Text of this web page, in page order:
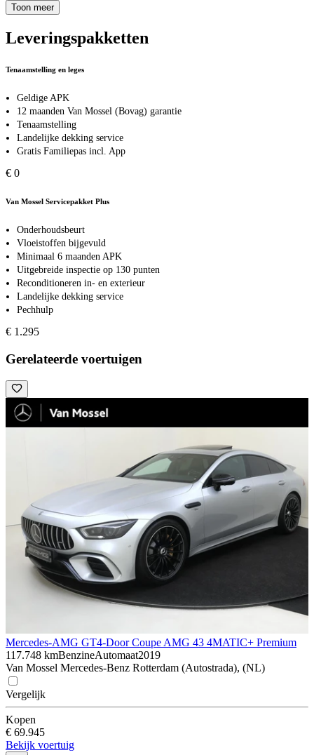
Toon meer
Leveringspakketten
Tenaamstelling en leges
Geldige APK
12 maanden Van Mossel (Bovag) garantie
Tenaamstelling
Landelijke dekking service
Gratis Familiepas incl. App
€ 0
Van Mossel Servicepakket Plus
Onderhoudsbeurt
Vloeistoffen bijgevuld
Minimaal 6 maanden APK
Uitgebreide inspectie op 130 punten
Reconditioneren in- en exterieur
Landelijke dekking service
Pechhulp
€ 1.295
Gerelateerde voertuigen
Mercedes-AMG GT4-Door Coupe AMG 43 4MATIC+ Premium
117.748 kmBenzineAutomaat2019
Van Mossel Mercedes-Benz Rotterdam (Autostrada), (NL)
Vergelijk
Kopen
€ 69.945
Bekijk voertuig